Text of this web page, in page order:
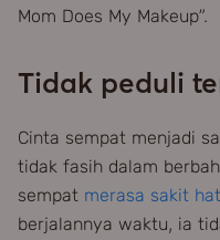
Mom Does My Makeup”.
Tidak peduli
Cinta sempat menjadi
tidak fasih dalam
sempat merasa sakit
berjalannya waktu, ia